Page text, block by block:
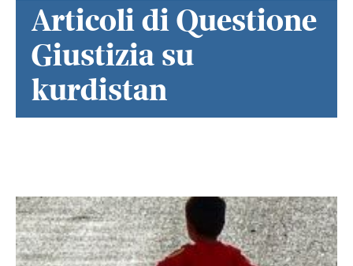
Articoli di Questione
Giustizia su
kurdistan